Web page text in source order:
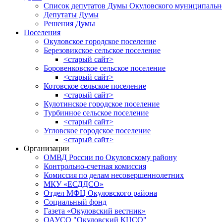
Список депутатов Думы Окуловского
Депутаты Думы
Решения Думы
Поселения
Окуловское городское поселение
Березовикское сельское поселение
<старый сайт>
Боровенковское сельское поселение
<старый сайт>
Котовское сельское поселение
<старый сайт>
Кулотинское городское поселение
Турбинное сельское поселение
<старый сайт>
Угловское городское поселение
<старый сайт>
Организации
ОМВД России по Окуловскому району
Контрольно-счетная комиссия
Комиссия по делам несовершеннолетних
МКУ «ЕСДДСО»
Отдел МФЦ Окуловского района
Социальный фонд
Газета «Окуловский вестник»
ОАУСО "Окуловский КЦСО"